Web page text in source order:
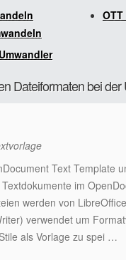
Dateiformaten bei
Text Template
im
werden von
verwendet um
als Vorlage zu spei …